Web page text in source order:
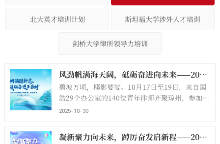
北大英才培训计划 斯坦福大学涉外人才培训
剑桥大学律所领导力培训
风劲帆满海天阔，砥砺奋进向未来——2025国浩新人训练营团建暨结业典礼在海口成功举办
碧波万顷，椰影婆娑。10月17日至19日，来自国
浩29个办公室的140位青年律师齐聚琼州，参加由
国浩律师学院精心组织的为期两天半的2025国浩
2025-10-30
凝新聚力向未来，踔厉奋发启新程——2024国浩新人训练营圆满落幕